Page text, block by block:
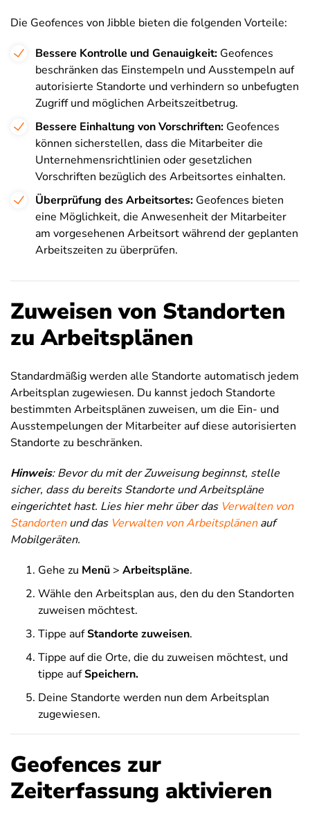
Die Geofences von Jibble bieten die folgenden Vorteile:
Bessere Kontrolle und Genauigkeit: Geofences
beschränken das Einstempeln und Ausstempeln auf
autorisierte Standorte und verhindern so unbefugten
Zugriff und möglichen Arbeitszeitbetrug.
Bessere Einhaltung von Vorschriften: Geofences
können sicherstellen, dass die Mitarbeiter die
Unternehmensrichtlinien oder gesetzlichen
Vorschriften bezüglich des Arbeitsortes einhalten.
Überprüfung des Arbeitsortes: Geofences bieten
eine Möglichkeit, die Anwesenheit der Mitarbeiter
am vorgesehenen Arbeitsort während der geplanten
Arbeitszeiten zu überprüfen.
Zuweisen von Standorten
zu Arbeitsplänen
Standardmäßig werden alle Standorte automatisch jedem
Arbeitsplan zugewiesen. Du kannst jedoch Standorte
bestimmten Arbeitsplänen zuweisen, um die Ein- und
Ausstempelungen der Mitarbeiter auf diese autorisierten
Standorte zu beschränken.
Hinweis: Bevor du mit der Zuweisung beginnst, stelle
sicher, dass du bereits Standorte und Arbeitspläne
eingerichtet hast. Lies hier mehr über das Verwalten von
Standortenund das Verwalten von Arbeitsplänenauf
Mobilgeräten.
Gehe zu Menü > Arbeitspläne.
Wähle den Arbeitsplan aus, den du den Standorten
zuweisen möchtest.
Tippe aufStandorte zuweisen.
Tippe auf die Orte, die du zuweisen möchtest, und
tippe aufSpeichern.
Deine Standorte werden nun dem Arbeitsplan
zugewiesen.
Geofences zur
Zeiterfassung aktivieren